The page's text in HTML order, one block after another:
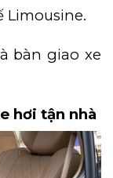
Limousine.
bàn giao xe
hơi tận nhà